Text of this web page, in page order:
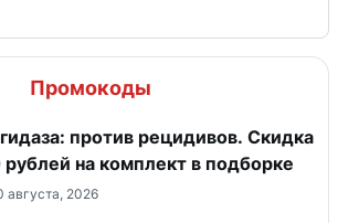
Промокоды
против рецидивов. Скидка
рублей на комплект в подборке
августа, 2026